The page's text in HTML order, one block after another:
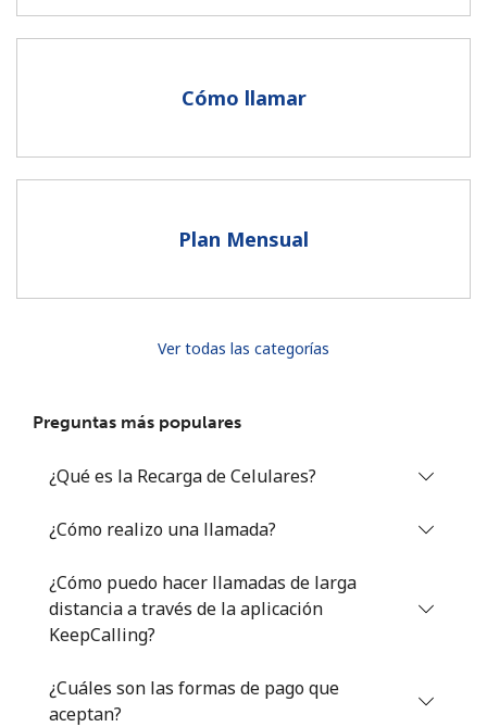
Al abrir una cuenta en este sitio web, estoy de acuerdo con
¿Olvidaste tu contraseña? →
Iniciar Sesión
Cómo llamar
Plan Mensual
Ver todas las categorías
Preguntas más populares
¿Qué es la Recarga de Celulares?
¿Cómo realizo una llamada?
¿Cómo puedo hacer llamadas de larga
distancia a través de la aplicación
KeepCalling?
¿Cuáles son las formas de pago que
aceptan?